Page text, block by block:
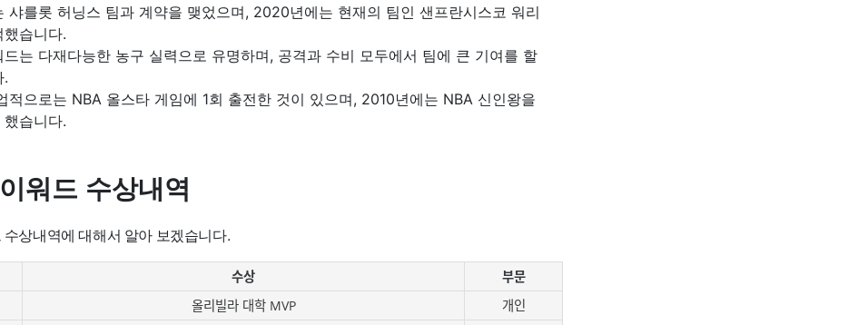
샤를롯 허닝스 팀과 계약을 맺었으며, 2020년에는 현재의 팀인 샌프란시스코 워리
습니다.
드는 다재다능한 농구 실력으로 유명하며, 공격과 수비 모두에서 팀에 큰 기여를 할
.
적으로는 NBA 올스타 게임에 1회 출전한 것이 있으며, 2010년에는 NBA 신인왕을
습니다.
워드 수상내역
상내역에 대해서 알아 보겠습니다.
수상
부문
올리빌라 대학 MVP
개인